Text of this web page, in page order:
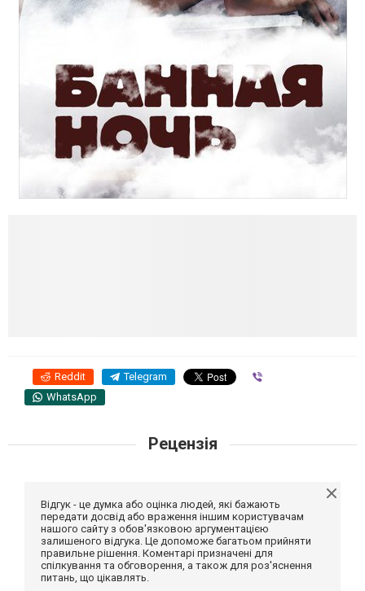
Reddit Telegram
WhatsApp
Рецензія
Відгук - це думка або оцінка людей, які бажають
передати досвід або враження іншим користувачам
нашого сайту з обов'язковою аргументацією
залишеного відгука. Це допоможе багатьом прийняти
правильне рішення. Коментарі призначені для
спілкування та обговорення, а також для роз'яснення
питань, що цікавлять.